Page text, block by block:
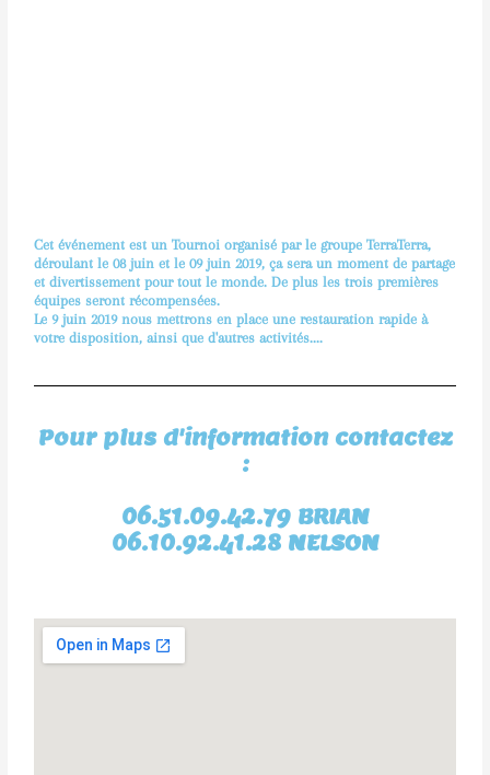
Cet événement est un Tournoi organisé par le groupe TerraTerra,
déroulant le 08 juin et le 09 juin 2019, ça sera un moment de partage
et divertissement pour tout le monde. De plus les trois premières
équipes seront récompensées.
Le 9 juin 2019 nous mettrons en place une restauration rapide à
votre disposition, ainsi que d'autres activités....
Pour plus d'information contactez
:
06.51.09.42.79 BRIAN
06.10.92.41.28 NELSON